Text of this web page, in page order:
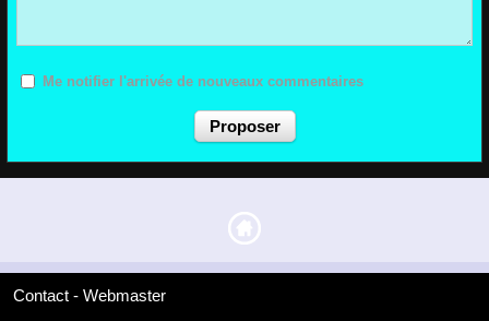
Me notifier l'arrivée de nouveaux commentaires
Contact - Webmaster